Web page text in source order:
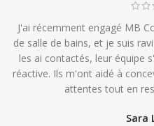
J'ai récemment engagé MB
de salle de bains, et je suis
les ai contactés, leur équipe
réactive. Ils m'ont aidé à
attentes tout en
Sara